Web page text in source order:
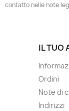
contatto nelle note
IL TUO
Ordini
Note di
Indirizzi